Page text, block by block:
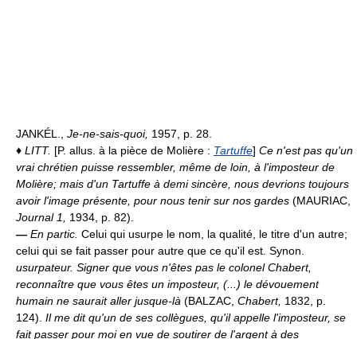
JANKÉL., Je-ne-sais-quoi, 1957, p. 28.
♦ LITT. [P. allus. à la pièce de Molière : Tartuffe] Ce n'est pas qu'un
vrai chrétien puisse ressembler, même de loin, à l'imposteur de
Molière; mais d'un Tartuffe à demi sincère, nous devrions toujours
avoir l'image présente, pour nous tenir sur nos gardes (MAURIAC,
Journal 1, 1934, p. 82).
— En partic. Celui qui usurpe le nom, la qualité, le titre d'un autre;
celui qui se fait passer pour autre que ce qu'il est. Synon.
usurpateur. Signer que vous n'êtes pas le colonel Chabert,
reconnaître que vous êtes un imposteur, (...) le dévouement
humain ne saurait aller jusque-là (BALZAC, Chabert, 1832, p.
124). Il me dit qu'un de ses collègues, qu'il appelle l'imposteur, se
fait passer pour moi en vue de soutirer de l'argent à des